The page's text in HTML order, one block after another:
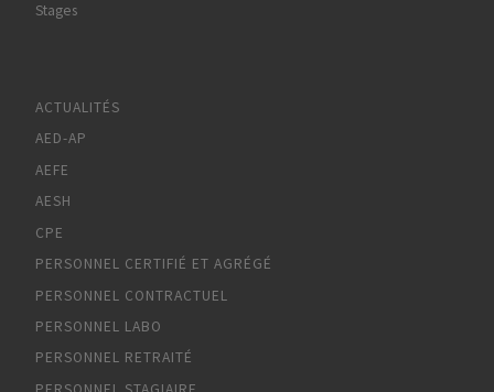
Stages
ACTUALITÉS
AED-AP
AEFE
AESH
CPE
PERSONNEL CERTIFIÉ ET AGRÉGÉ
PERSONNEL CONTRACTUEL
PERSONNEL LABO
PERSONNEL RETRAITÉ